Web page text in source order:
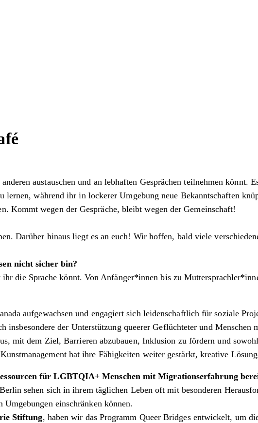
austauschen und an lebhaften Gesprächen teilnehmen könnt.
lernen, während ihr in lockerer Umgebung neue Bekanntschaften
Kommt wegen der Gespräche, bleibt wegen der Gemeinschaft!
Darüber hinaus liegt es an euch! Wir hoffen, bald viele
nicht sicher bin?
die Sprache könnt. Von Anfänger*innen bis zu
aufgewachsen und engagiert sich leidenschaftlich für soziale
der Unterstützung queerer Geflüchteter und
mit dem Ziel, Barrieren abzubauen, Inklusion zu fördern und
hat ihre Fähigkeiten weiter gestärkt, kreative
für LGBTQIA+ Menschen mit Migrationserfahrung
sehen sich in ihrem täglichen Leben oft mit besonderen
einschränken können.
Stiftung, haben wir das Programm Queer Bridges entwickelt, um